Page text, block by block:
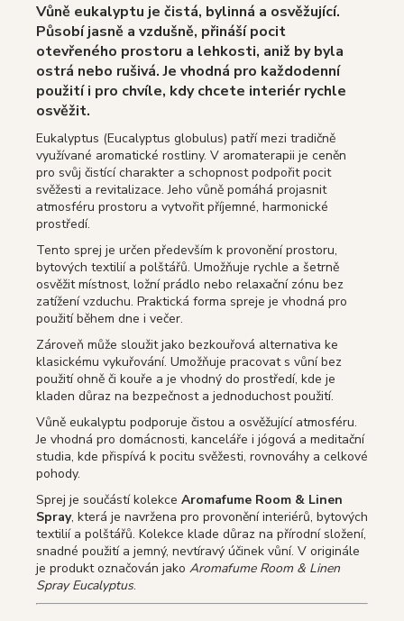
Vůně eukalyptu je čistá, bylinná a osvěžující.
Působí jasně a vzdušně, přináší pocit
otevřeného prostoru a lehkosti, aniž by byla
ostrá nebo rušivá. Je vhodná pro každodenní
použití i pro chvíle, kdy chcete interiér rychle
osvěžit.
Eukalyptus (Eucalyptus globulus) patří mezi tradičně
využívané aromatické rostliny. V aromaterapii je ceněn
pro svůj čistící charakter a schopnost podpořit pocit
svěžesti a revitalizace. Jeho vůně pomáhá projasnit
atmosféru prostoru a vytvořit příjemné, harmonické
prostředí.
Tento sprej je určen především k provonění prostoru,
bytových textilií a polštářů. Umožňuje rychle a šetrně
osvěžit místnost, ložní prádlo nebo relaxační zónu bez
zatížení vzduchu. Praktická forma spreje je vhodná pro
použití během dne i večer.
Zároveň může sloužit jako bezkouřová alternativa ke
klasickému vykuřování. Umožňuje pracovat s vůní bez
použití ohně či kouře a je vhodný do prostředí, kde je
kladen důraz na bezpečnost a jednoduchost použití.
Vůně eukalyptu podporuje čistou a osvěžující atmosféru.
Je vhodná pro domácnosti, kanceláře i jógová a meditační
studia, kde přispívá k pocitu svěžesti, rovnováhy a celkové
pohody.
Sprej je součástí kolekce Aromafume Room & Linen
Spray, která je navržena pro provonění interiérů, bytových
textilií a polštářů. Kolekce klade důraz na přírodní složení,
snadné použití a jemný, nevtíravý účinek vůní. V originále
je produkt označován jako Aromafume Room & Linen
Spray Eucalyptus.